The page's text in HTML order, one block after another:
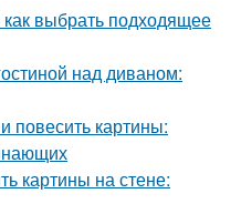
выбрать подходящее
над диваном:
повесить картины:
картины на стене: